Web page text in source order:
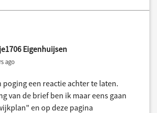
Eigenhuijsen
ago
poging een reactie achter te laten.
van de brief ben ik maar eens gaan
en op deze pagina